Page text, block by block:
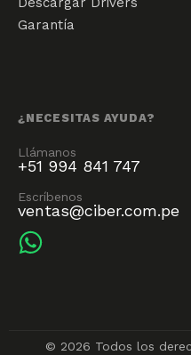
Garantía
¿NECESITAS AYUDA?
Llámanos
+51 994 841 747
Escríbenos
ventas@ciber.com.pe
© 2026 Todos los